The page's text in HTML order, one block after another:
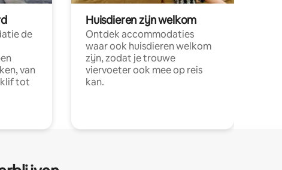
de
van
klif tot
Huisdieren zijn welkom
Ontdek accommodaties
waar ook huisdieren welkom
zijn, zodat je trouwe
viervoeter ook mee op reis
kan.